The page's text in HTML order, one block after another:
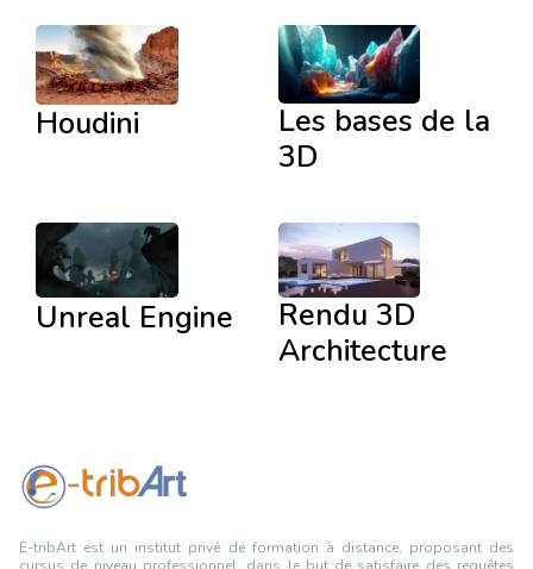
Houdini
Les bases de la
3D
Unreal Engine
Rendu 3D
Architecture
E-tribArt est un institut privé de formation à distance, proposant des